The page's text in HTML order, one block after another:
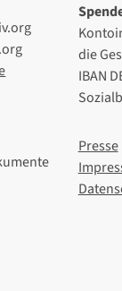
die
IBAN
Presse